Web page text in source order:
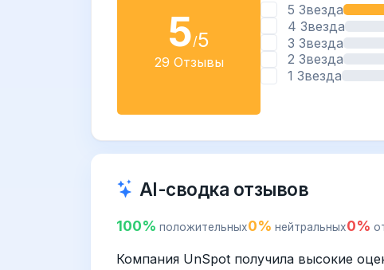
5/5
29 Отзывы
5 Звезда
4 Звезда
3 Звезда
2 Звезда
1 Звезда
AI-сводка отзывов
100% положительных0% нейтральных0%
Компания UnSpot получила высокие